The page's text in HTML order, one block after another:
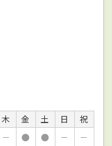
木 金 土 日
祝
－ ● ● － －